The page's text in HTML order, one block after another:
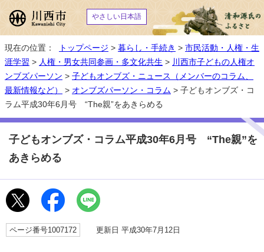
やさしい日本語
現在の位置： トップページ > 暮らし・手続き > 市民活動・人権・生
涯学習 > 人権・男女共同参画・多文化共生 > 川西市子どもの人権オ
ンブズパーソン > 子どもオンブズ・ニュース（メンバーのコラム、
最新情報など）
> オンブズパーソン・コラム > 子どもオンブズ・コ
ラム平成30年6月号 “The親”をあきらめる
子どもオンブズ・コラム平成30年6月号 “The親”を
あきらめる
ページ番号1007172 更新日 平成30年7月12日